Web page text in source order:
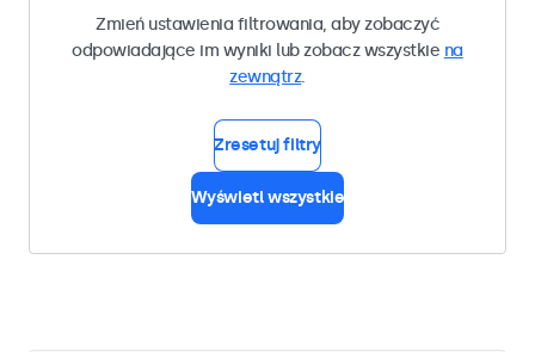
Zmień ustawienia filtrowania, aby zobaczyć
odpowiadające im wyniki lub zobacz wszystkie na
zewnątrz.
Zresetuj filtry
Wyświetl wszystkie